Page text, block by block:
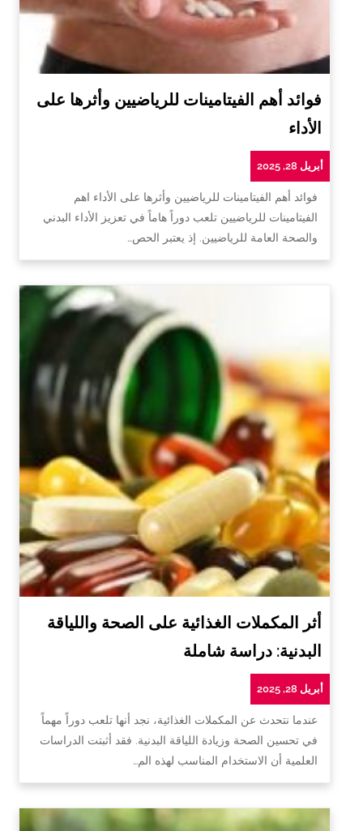
فوائد أهم الفيتامينات للرياضيين وأثرها على
الأداء
أبريل 28, 2025
فوائد أهم الفيتامينات للرياضيين وأثرها على الأداء اهم
الفيتامينات للرياضيين تلعب دوراً هاماً في تعزيز الأداء البدني
والصحة العامة للرياضيين. إذ يعتبر الحص…
أثر المكملات الغذائية على الصحة واللياقة
البدنية: دراسة شاملة
أبريل 28, 2025
عندما نتحدث عن المكملات الغذائية، نجد أنها تلعب دوراً مهماً
في تحسين الصحة وزيادة اللياقة البدنية. فقد أثبتت الدراسات
العلمية أن الاستخدام المناسب لهذه الم…